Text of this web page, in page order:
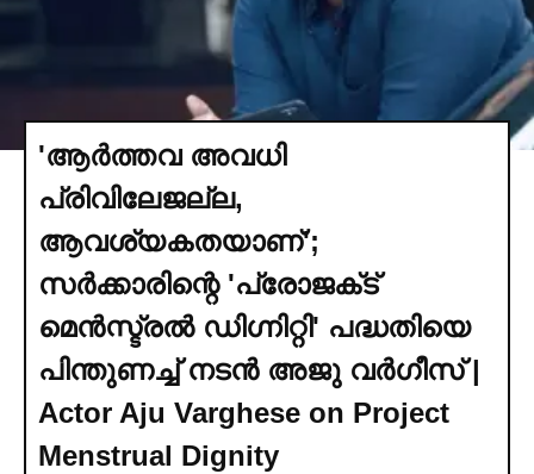
'ആര്‍ത്തവ അവധി
പ്രിവിലേജല്ല,
ആവശ്യകതയാണ്';
സര്‍ക്കാരിന്റെ 'പ്രോജക്‌ട്
മെൻസ്ട്രല്‍ ഡിഗ്നിറ്റി' പദ്ധതിയെ
പിന്തുണച്ച്‌ നടൻ അജു വര്‍ഗീസ് |
Actor Aju Varghese on Project
Menstrual Dignity